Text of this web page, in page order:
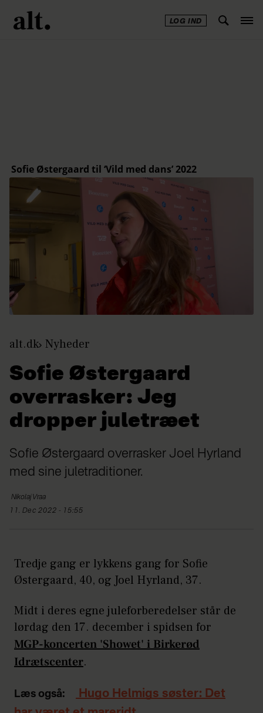
LOG IND
alt.dk Nyheder
Sofie Østergaard
overrasker: Jeg
dropper juletræet
Sofie Østergaard overrasker Joel Hyrland
med sine juletraditioner.
Nikolaj Vraa
11. Dec 2022 - 15:55
Tredje gang er lykkens gang for Sofie
Østergaard, 40, og Joel Hyrland, 37.
Midt i deres egne juleforberedelser står de
lørdag den 17. december i spidsen for
MGP-koncerten 'Showet' i Birkerød
Idrætscenter.
Læs også:
Hugo Helmigs søster: Det